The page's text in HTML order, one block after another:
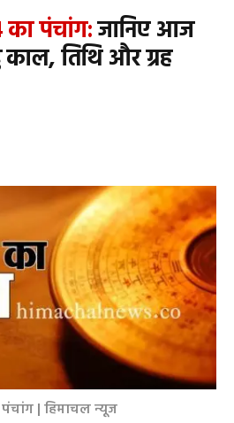
का पंचांग:जानिए आज
काल, तिथि और ग्रह
| हिमाचल न्यूज